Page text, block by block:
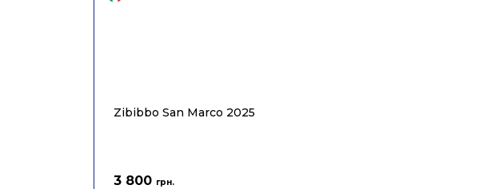
Zibibbo San Marco 2025
3 800 грн.